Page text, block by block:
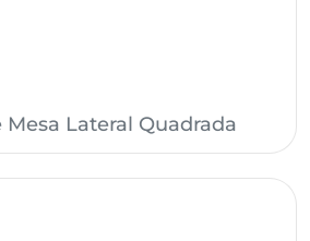
Lateral Quadrada